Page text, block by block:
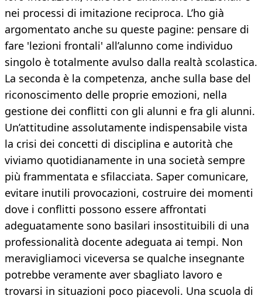
nei processi di imitazione reciproca. L’ho già
argomentato anche su queste pagine: pensare di
fare 'lezioni frontali' all’alunno come individuo
singolo è totalmente avulso dalla realtà scolastica.
La seconda è la competenza, anche sulla base del
riconoscimento delle proprie emozioni, nella
gestione dei conflitti con gli alunni e fra gli alunni.
Un’attitudine assolutamente indispensabile vista
la crisi dei concetti di disciplina e autorità che
viviamo quotidianamente in una società sempre
più frammentata e sfilacciata. Saper comunicare,
evitare inutili provocazioni, costruire dei momenti
dove i conflitti possono essere affrontati
adeguatamente sono basilari insostituibili di una
professionalità docente adeguata ai tempi. Non
meravigliamoci viceversa se qualche insegnante
potrebbe veramente aver sbagliato lavoro e
trovarsi in situazioni poco piacevoli. Una scuola di